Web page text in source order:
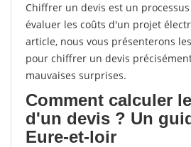
Chiffrer un devis est un
évaluer les coûts d'un projet
article, nous vous présenterons
pour chiffrer un devis
mauvaises surprises.
Comment calculer
d'un devis ? Un
Eure-et-loir